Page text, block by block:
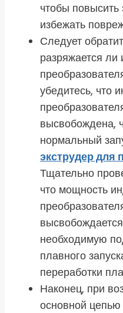
чтобы
избежать
Следует
разряжается
убедитесь, что
высвобождена,
нормальный
экструдер для
Тщательно
что мощность
необходимую
плавного
переработки
Наконец, при
основной цепью